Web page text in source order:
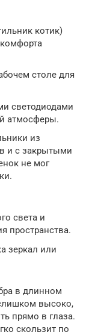
котик)
столе для
светодиодами
атмосферы.
из
и с закрытыми
не мог
света и
пространства.
зеркал или
в длинном
высоко,
прямо в глаза.
скользит по